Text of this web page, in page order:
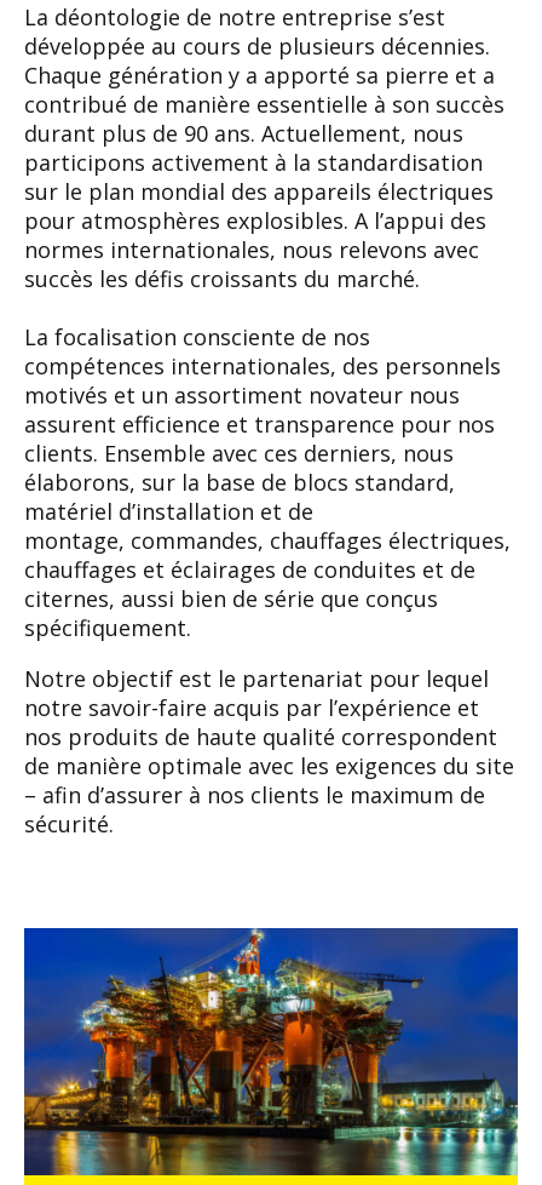
La déontologie de notre entreprise s’est
développée au cours de plusieurs décennies.
Chaque génération y a apporté sa pierre et a
contribué de manière essentielle à son succès
durant plus de 90 ans. Actuellement, nous
participons activement à la standardisation
sur le plan mondial des appareils électriques
pour atmosphères explosibles. Al’appui des
normes internationales, nous relevons avec
succès les défis croissants du marché.
La focalisation consciente de nos
compétences internationales, des personnels
motivés et un assortiment novateur nous
assurent efficience et transparence pour nos
clients. Ensemble avec ces derniers, nous
élaborons, sur la base de blocs standard,
matériel d’installation et de
montage, commandes, chauffages électriques,
chauffages et éclairages de conduites et de
citernes, aussi bien de série que conçus
spécifiquement.
Notre objectif est le partenariat pour lequel
notre savoir-faire acquis par l’expérience et
nos produits de haute qualité correspondent
de manière optimale avec les exigences du site
– afin d’assurer à nos clients le maximum de
sécurité.